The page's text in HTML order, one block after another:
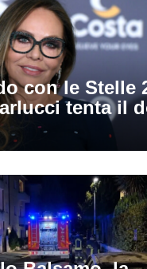
con le Stelle
tenta il
i papabili